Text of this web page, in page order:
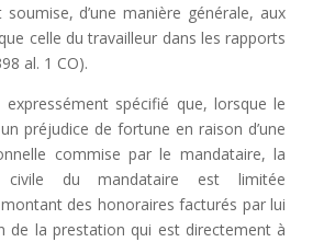
d’une manière générale, aux
celle du travailleur dans les rapports
al. 1 CO).
spécifié que, lorsque le
préjudice de fortune en raison d’une
commise par le mandataire, la
civile du mandataire est limitée
des honoraires facturés par lui
de la prestation qui est directement à